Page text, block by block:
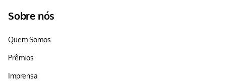
Sobre nós
Quem Somos
Prêmios
Imprensa